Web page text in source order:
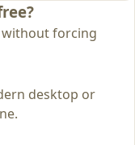
without forcing
desktop or